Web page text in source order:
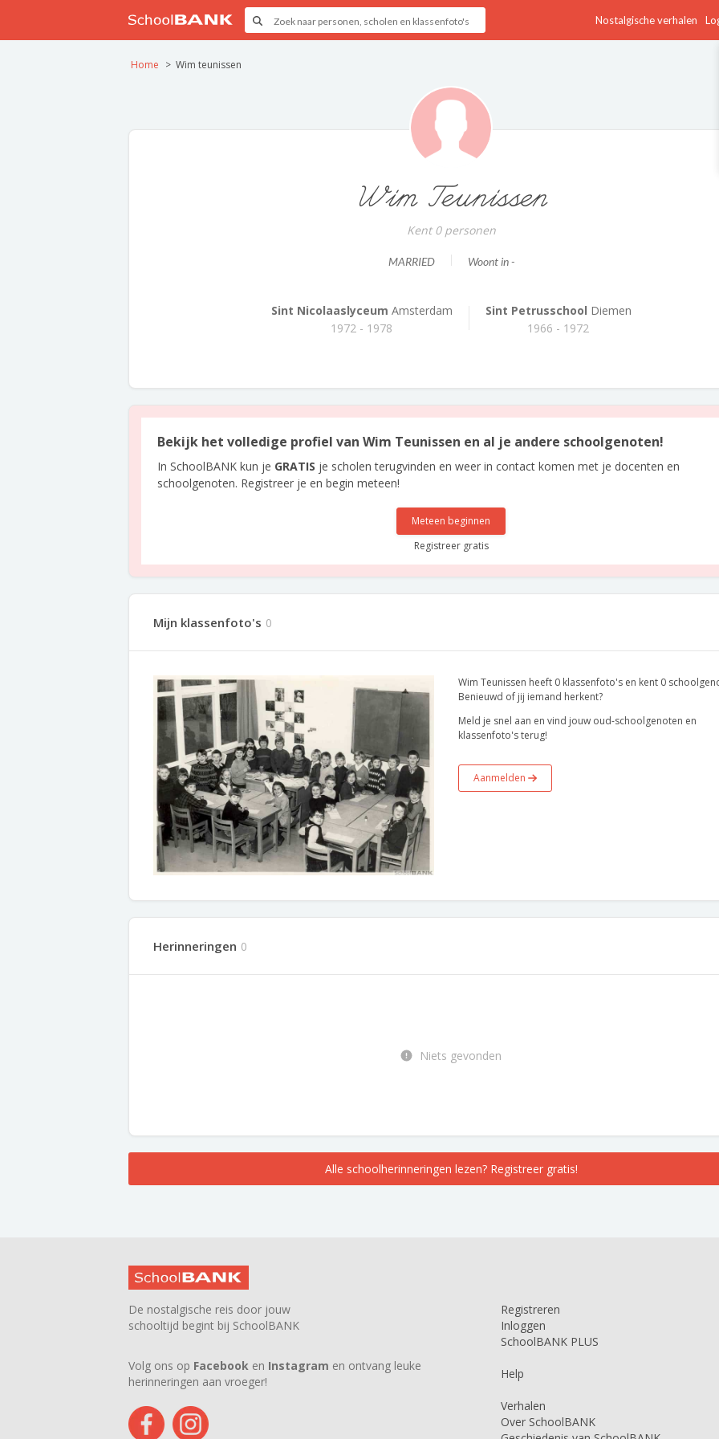
Nostalgische verhalen
Home Wim teunissen
Wim Teunissen
Kent 0 personen
MARRIED Woont in -
Sint Nicolaaslyceum Amsterdam
1972 - 1978
Sint Petrusschool Diemen
1966 - 1972
Bekijk het volledige profiel van Wim Teunissen en al je andere schoolgenoten!
In SchoolBANK kun je GRATIS je scholen terugvinden en weer in contact komen met je docenten en
schoolgenoten. Registreer je en begin meteen!
Meteen beginnen
Registreer gratis
Mijn klassenfoto's 0
Wim Teunissen heeft 0 klassenfoto's en kent 0
Benieuwd of jij iemand herkent?
Meld je snel aan en vind jouw oud-schoolgenoten en
klassenfoto's terug!
Aanmelden
Herinneringen 0
Niets gevonden
Alle schoolherinneringen lezen? Registreer gratis!
De nostalgische reis door jouw
schooltijd begint bij SchoolBANK
Volg ons op Facebook en Instagram en ontvang leuke
herinneringen aan vroeger!
Registreren
Inloggen
SchoolBANK PLUS
Help
Verhalen
Over SchoolBANK